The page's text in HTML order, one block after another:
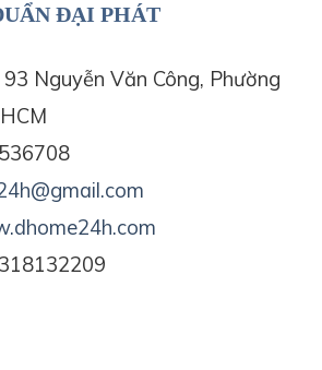
ĐẠI PHÁT
Nguyễn Văn Công, Phường